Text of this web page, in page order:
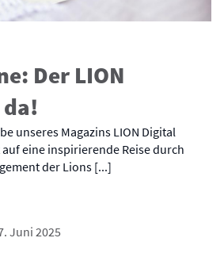
Der LION
unseres Magazins LION Digital
eine inspirierende Reise durch
der Lions [...]
Juni 2025